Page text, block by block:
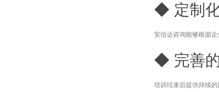
◆ 定制
安信达咨询能够根据
◆ 完善
培训结束后提供持续